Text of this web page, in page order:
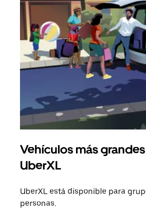
Vehículos más
UberXL
UberXL está disponible para
personas.